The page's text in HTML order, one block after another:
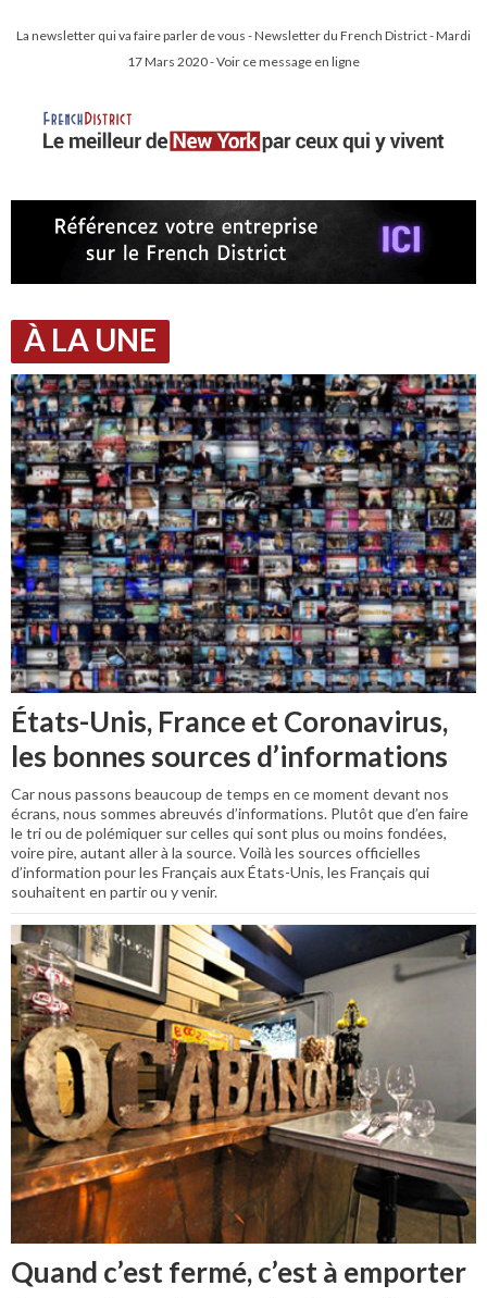
La newsletter qui va faire parler de vous - Newsletter du French District - Mardi
17 Mars 2020 - Voir ce message en ligne
À LA UNE
États-Unis, France et Coronavirus,
les bonnes sources d’informations
Car nous passons beaucoup de temps en ce moment devant nos
écrans, nous sommes abreuvés d’informations. Plutôt que d’en faire
le tri ou de polémiquer sur celles qui sont plus ou moins fondées,
voire pire, autant aller à la source. Voilà les sources officielles
d’information pour les Français aux États-Unis, les Français qui
souhaitent en partir ou y venir.
Quand c’est fermé, c’est à emporter